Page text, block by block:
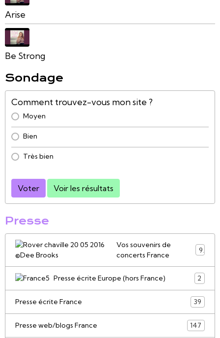
Arise
Be Strong
Sondage
Comment trouvez-vous mon site ?
Moyen
Bien
Très bien
Voter Voir les résultats
Presse
Vos souvenirs de
concerts France
9
Presse écrite Europe (hors France) 2
Presse écrite France 39
Presse web/blogs France 147